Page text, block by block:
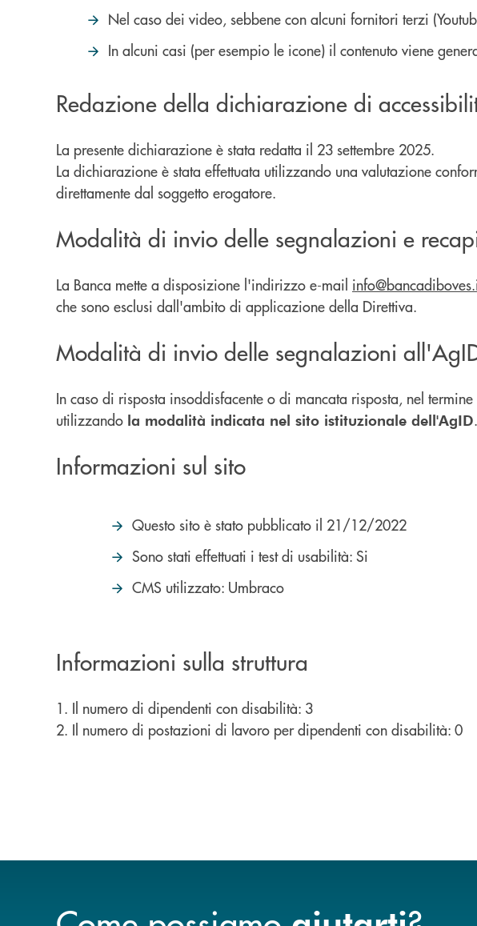
Nel caso dei video, sebbene con alcuni fornitori terzi
In alcuni casi (per esempio le icone) il contenuto viene
Redazione della dichiarazione di
La presente dichiarazione è stata redatta il 23 settembre 2025.
La dichiarazione è stata effettuata utilizzando una valutazione
direttamente dal soggetto erogatore.
Modalità di invio delle segnalazioni e
La Banca mette a disposizione l'indirizzo e-mail
che sono esclusi dall'ambito di applicazione della Direttiva.
Modalità di invio delle segnalazioni
In caso di risposta insoddisfacente o di mancata risposta, nel
utilizzando la modalità indicata nel sito istituzionale dell'AgID.
Informazioni sul sito
Questo sito è stato pubblicato il 21/12/2022
Sono stati effettuati i test di usabilità: Si
CMS utilizzato: Umbraco
Informazioni sulla struttura
1. Il numero di dipendenti con disabilità: 3
2. Il numero di postazioni di lavoro per dipendenti con disabilità: 0